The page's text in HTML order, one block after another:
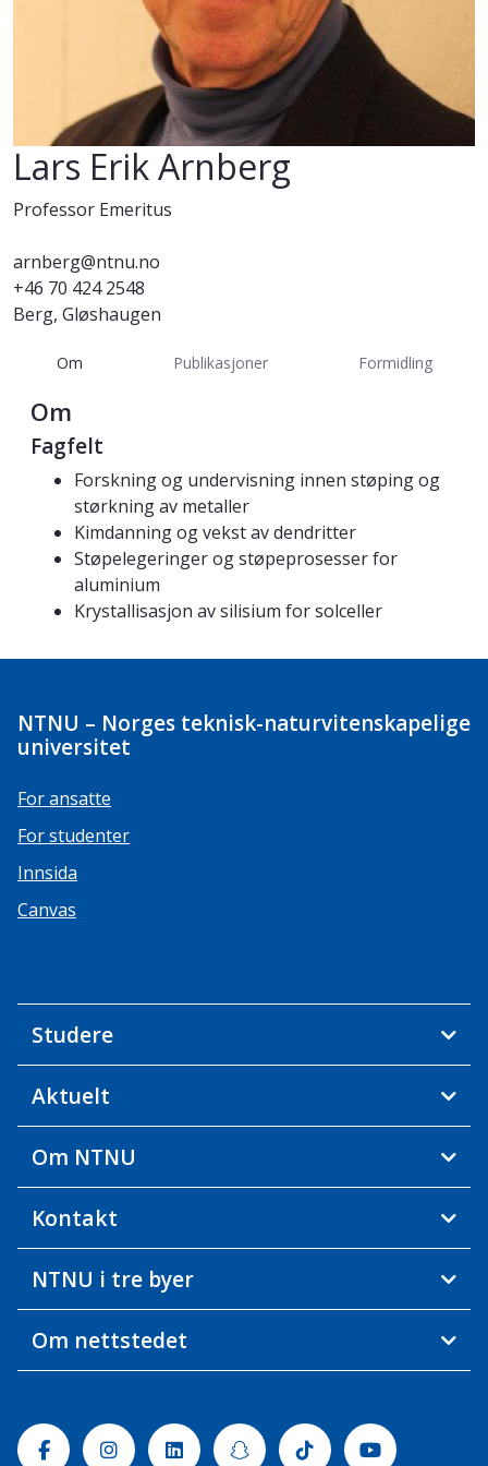
Lars Erik Arnberg
Professor Emeritus
arnberg@ntnu.no
+46 70 424 2548
Berg, Gløshaugen
Om Publikasjoner Formidling
Om
Fagfelt
Forskning og undervisning innen støping og
størkning av metaller
Kimdanning og vekst av dendritter
Støpelegeringer og støpeprosesser for
aluminium
Krystallisasjon av silisium for solceller
NTNU – Norges teknisk-naturvitenskapelige
universitet
For ansatte
For studenter
Innsida
Canvas
Studere
Aktuelt
Om NTNU
Kontakt
NTNU i tre byer
Om nettstedet
FacebookInstagramLinkedinSnapchatTiktok Youtube